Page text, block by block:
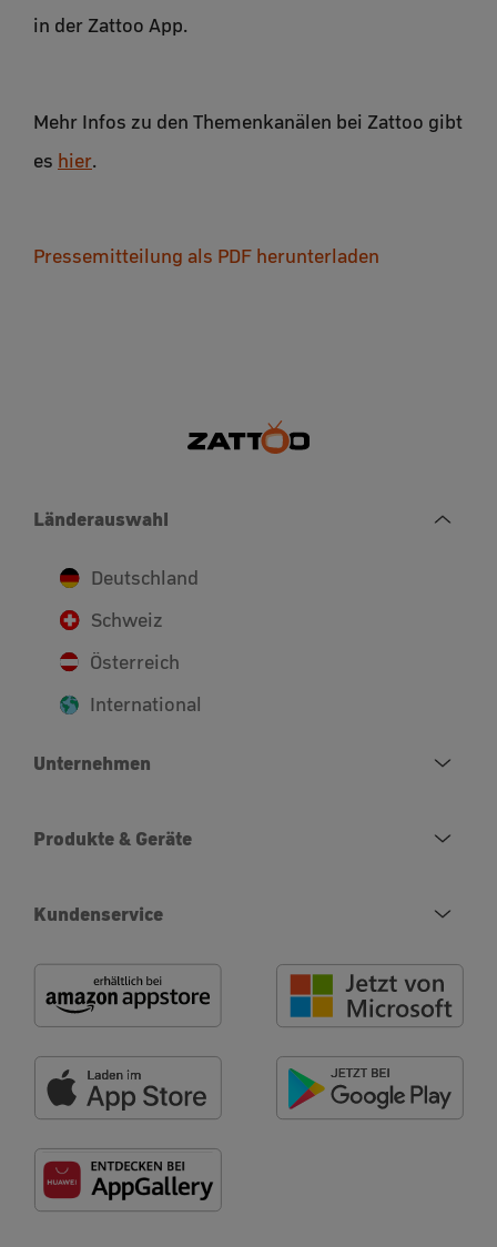
in der Zattoo App.
Mehr Infos zu den Themenkanälen bei Zattoo gibt
es hier.
Pressemitteilung als PDF herunterladen
Länderauswahl
Deutschland
Schweiz
Österreich
International
Unternehmen
Produkte & Geräte
Kundenservice